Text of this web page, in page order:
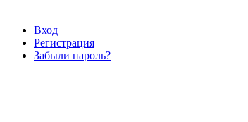
Вход
Регистрация
Забыли пароль?